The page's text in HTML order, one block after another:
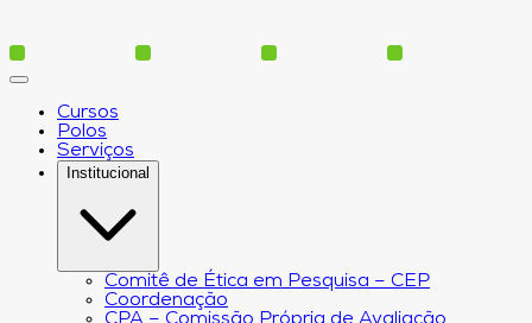
Cursos
Polos
Serviços
Institucional
Comitê de Ética em Pesquisa – CEP
Coordenação
CPA – Comissão Própria de Avaliação